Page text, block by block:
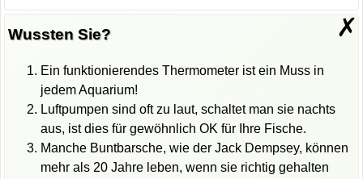
✗
Wussten Sie?
Ein funktionierendes Thermometer ist ein Muss in
jedem Aquarium!
Luftpumpen sind oft zu laut, schaltet man sie nachts
aus, ist dies für gewöhnlich OK für Ihre Fische.
Manche Buntbarsche, wie der Jack Dempsey, können
mehr als 20 Jahre leben, wenn sie richtig gehalten